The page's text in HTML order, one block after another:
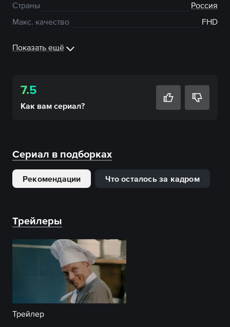
Страны
Россия
Макс. качество
FHD
Показать ещё
7.5
Как вам сериал?
Сериал в подборках
Рекомендации Что осталось за кадром
Трейлеры
Трейлер